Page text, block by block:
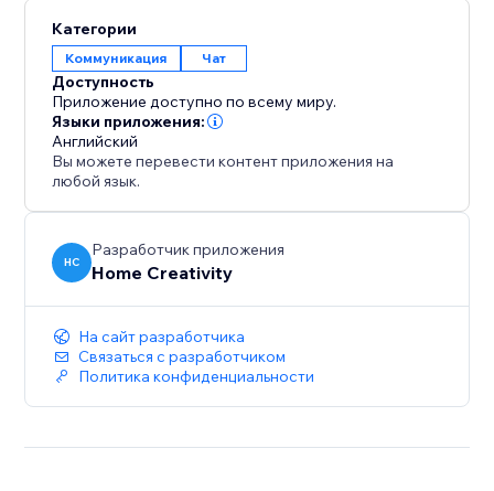
Категории
Коммуникация Чат
Доступность
Приложение доступно по всему миру.
Языки приложения:
Английский
Вы можете перевести контент приложения на
любой язык.
HC
Разработчик приложения
Home Creativity
На сайт разработчика
Связаться с разработчиком
Политика конфиденциальности